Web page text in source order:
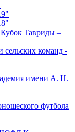
Тавриды –
сельских команд -
имени А. Н.
футбола